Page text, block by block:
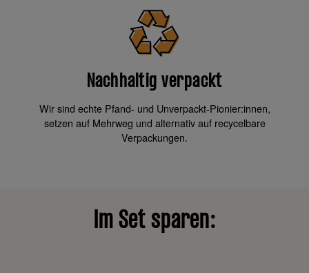
Nachhaltig verpackt
Wir sind echte Pfand- und Unverpackt-Pionier:innen,
setzen auf Mehrweg und alternativ auf recycelbare
Verpackungen.
Im Set sparen: